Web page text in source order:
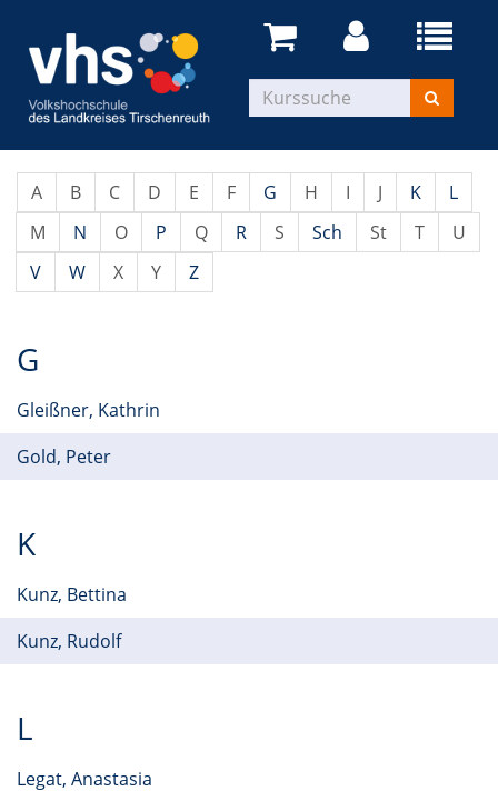
A B C D E F G H I J K
L
M
N O P Q R S Sch St T
U
V
W X Y Z
G
Gleißner, Kathrin
Gold, Peter
K
Kunz, Bettina
Kunz, Rudolf
L
Legat, Anastasia